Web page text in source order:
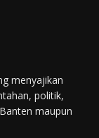
menyajikan
politik,
maupun